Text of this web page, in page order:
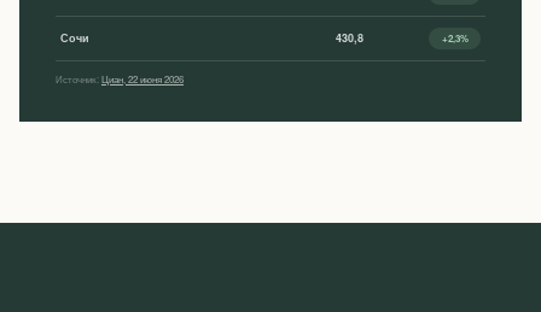
Сочи 430,8 +2,3%
Источник:Циан, 22 июня 2026